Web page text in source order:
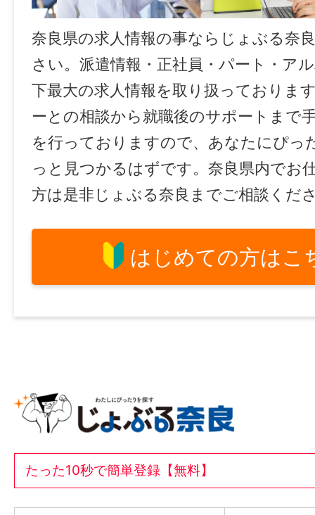
奈良県の求人情報の事ならじょぶる奈
さい。派遣情報・正社員・パート・ア
下最大の求人情報を取り扱っておりま
ーとの相談から就職後のサポートまで
を行っておりますので、あなたにぴっ
っと見つかるはずです。奈良県内でお
方は是非じょぶる奈良までご相談くだ
はじめての方はこ
たった10秒で簡単登録【無料】